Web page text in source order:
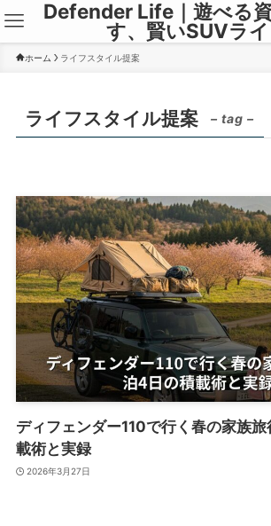
Defender Life｜遊べる
す、賢いSUVラ
ホーム ライフスタイル提案
ライフスタイル提案 – tag –
ディフェンダー110で行く春の家族
載術と実録
2026年3月27日